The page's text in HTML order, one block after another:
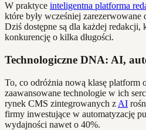
W praktyce inteligentna platforma
które były wcześniej
Dziś dostępne są dla każdej redakcji,
konkurencję o kilka długości.
Technologiczne DNA: AI,
To, co odróżnia nową klasę platform
zaawansowane technologie w ich
rynek CMS zintegrowanych z AI
firmy inwestujące w automatyzację
wydajności nawet o 40%.